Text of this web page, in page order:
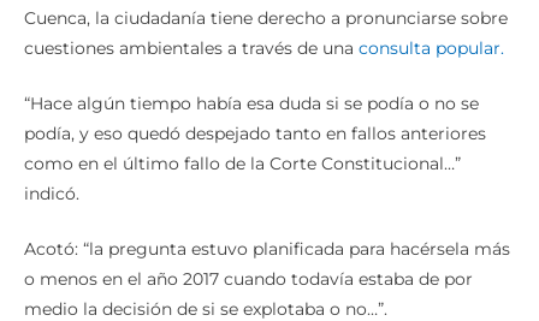
Cuenca, la ciudadanía tiene derecho a pronunciarse sobre
cuestiones ambientales a través de una consulta popular.
“Hace algún tiempo había esa duda si se podía o no se
podía, y eso quedó despejado tanto en fallos anteriores
como en el último fallo de la Corte Constitucional…”
indicó.
Acotó: “la pregunta estuvo planificada para hacérsela más
o menos en el año 2017 cuando todavía estaba de por
medio la decisión de si se explotaba o no…”.